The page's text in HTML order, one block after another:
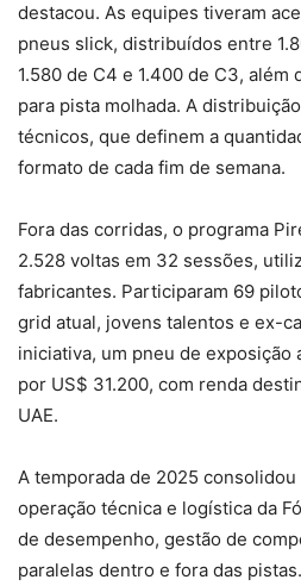
destacou. As equipes tiveram
pneus slick, distribuídos entre
1.580 de C4 e 1.400 de C3, além
para pista molhada. A
técnicos, que definem a
formato de cada fim de semana.
Fora das corridas, o programa
2.528 voltas em 32 sessões,
fabricantes. Participaram 69
grid atual, jovens talentos e ex-
iniciativa, um pneu de exposição
por US$ 31.200, com renda
UAE.
A temporada de 2025
operação técnica e logística da
de desempenho, gestão de
paralelas dentro e fora das pistas.